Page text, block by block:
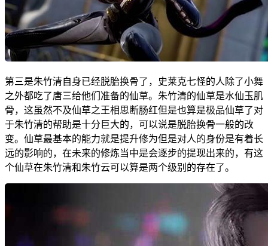
第三是朱竹清自身已经脱胎换骨了，史莱克七怪的人除了小舞
之外都吃了唐三给他们准备的仙草。朱竹清的仙草是水仙玉肌
骨，这虽然不及仙草之王相思断肠红但是也算是极品仙草了对
于朱竹清的帮助是十分巨大的，可以说是脱胎换骨一般的改
变。仙草最基本的能力就是提升修为但是对人的身份是有着长
远的影响的，在未来的修炼当中是会逐步的提现出来的，有这
个仙草在朱竹清和朱竹云可以算是两个级别的存在了。